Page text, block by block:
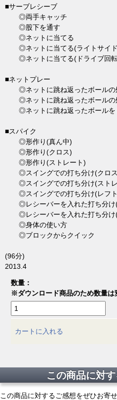
■サーブレシーブ
◎両手キャッチ
◎股下を通す
◎ネットに当てる
◎ネットに当てる(ライトサイ
◎ネットに当てる(ドライブ回
■ネットプレー
◎ネットに跳ね返ったボールの
◎ネットに跳ね返ったボールの
◎ネットに跳ね返ったボールを
■スパイク
◎形作り(真ん中)
◎形作り(クロス)
◎形作り(ストレート)
◎スイングでの打ち分け(クロ
◎スイングでの打ち分け(スト
◎スイングでの打ち分け(レフト
◎レシーバーを入れた打ち分け
◎レシーバーを入れた打ち分け
◎身体の使い方
◎ブロックからクイック
(96分)
2013.4
数量：
※ダウンロード商品のため数量は
カートに入れる
この商品に対
この商品に対するご感想をぜひお寄せ